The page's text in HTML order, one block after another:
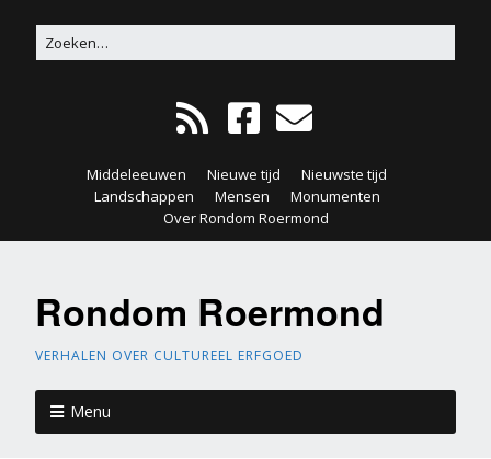
Middeleeuwen Nieuwe tijd
Nieuwste tijd
Landschappen
Mensen
Monumenten
Over Rondom Roermond
Rondom Roermond
VERHALEN OVER CULTUREEL ERFGOED
Menu